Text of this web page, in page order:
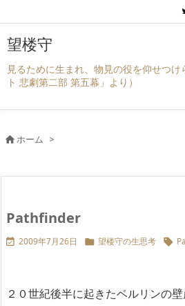
望楼守
見るために生まれ、物見の役を仰せつ
ト 悲劇第二部 第五幕」より）
ホーム >
Pathfinder
 2009年7月26日  望楼守の生思考 
２０世紀後半に起きたベルリンの